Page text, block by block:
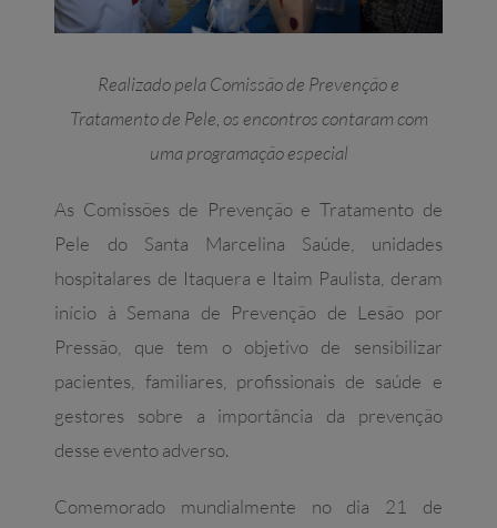
Realizado pela Comissão de Prevenção e
Tratamento de Pele, os encontros contaram com
uma programação especial
As Comissões de Prevenção e Tratamento de
Pele do Santa Marcelina Saúde, unidades
hospitalares de Itaquera e Itaim Paulista, deram
início à Semana de Prevenção de Lesão por
Pressão, que tem o objetivo de sensibilizar
pacientes, familiares, profissionais de saúde e
gestores sobre a importância da prevenção
desse evento adverso.
Comemorado mundialmente no dia 21 de